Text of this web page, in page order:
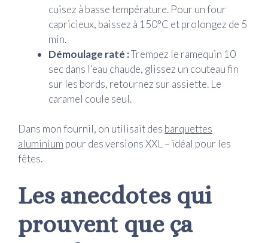
cuisez à basse température. Pour un four
capricieux, baissez à 150°C et prolongez de 5
min.
Démoulage raté :Trempez le ramequin 10
sec dans l’eau chaude, glissez un couteau fin
sur les bords, retournez sur assiette. Le
caramel coule seul.
Dans mon fournil, on utilisait des barquettes
aluminium pour des versions XXL – idéal pour les
fêtes.
Les anecdotes qui
prouvent que ça